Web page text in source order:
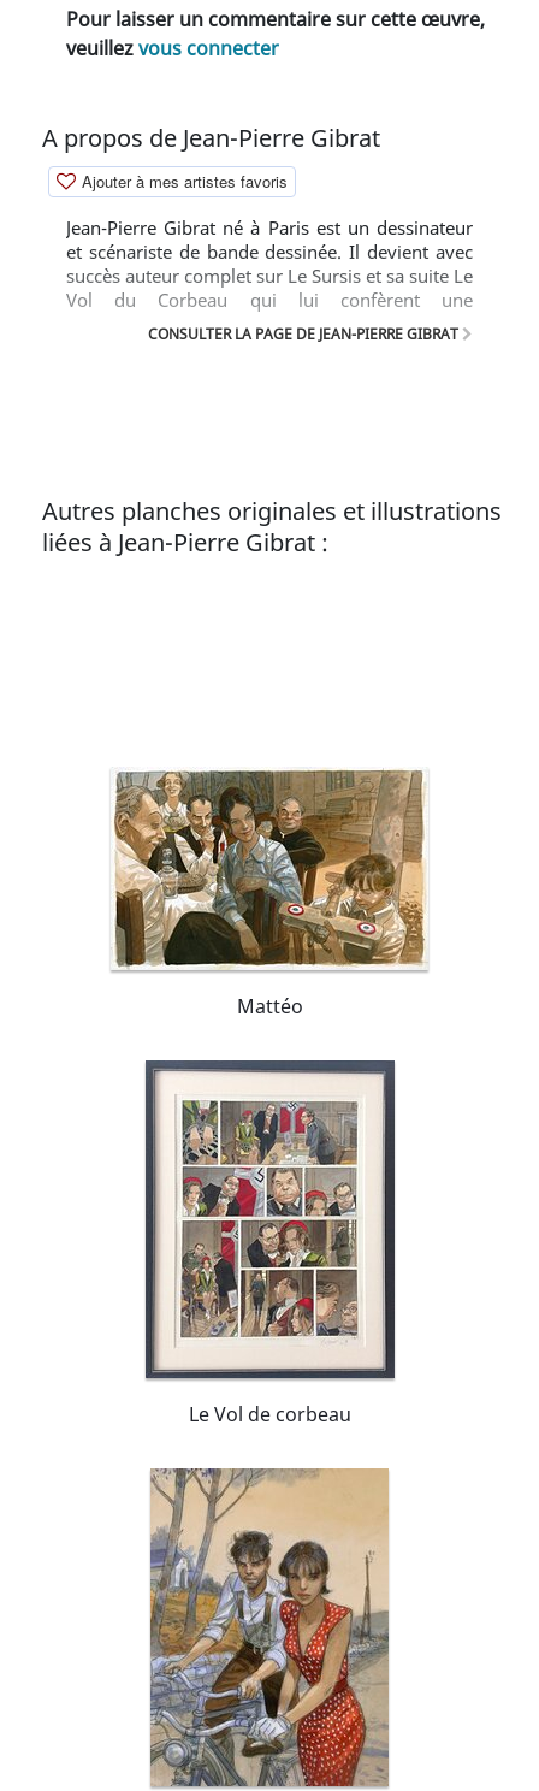
Pour laisser un commentaire sur cette œuvre,
veuillezvous connecter
A propos de Jean-Pierre Gibrat
Ajouter à mes artistes favoris
Jean-Pierre Gibrat né à Paris est un dessinateur
et scénariste de bande dessinée. Il devient avec
succès auteur complet sur Le Sursis et sa suite Le
Vol du Corbeau qui lui confèrent une
reconnaissance populaire et critique.
CONSULTER LA PAGE DE JEAN-PIERRE GIBRAT
Autres planches originales et illustrations
liées à Jean-Pierre Gibrat :
Mattéo
Le Vol de corbeau